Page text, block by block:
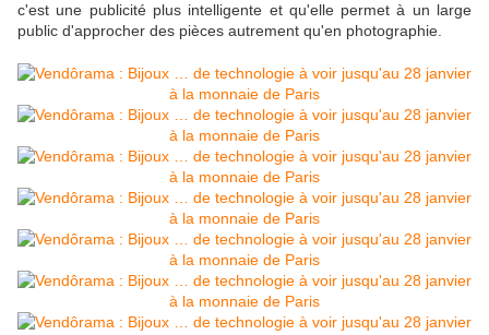
c'est une publicité plus intelligente et qu'elle permet à un large
public d'approcher des pièces autrement qu'en photographie.